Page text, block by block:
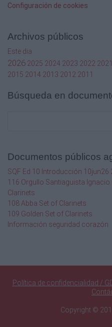
Vet. B
0:54:03
15
0:54:13
16
179
MORO SUAREZ LUIS
Configuración de cookies
Archivos públicos
Este dia
2026 2025 2024 2023 2022 2021
2015 2014 2013 2012 2011
Búsqueda en
Documentos públicos
SQF Ed 10 Introducción 10jun26
116 Orgullo Santiaguista
Clarinets
108 Abba Set of Clarinets
109 Golden Set of Clarinets
Información seguridad corazón
Política de confidencialidad /
Copyright ©